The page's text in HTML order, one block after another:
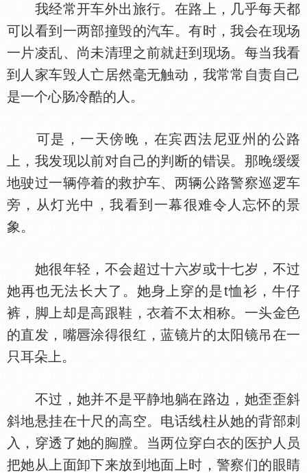
我经常开车外出旅行。在路上，几乎每天都
可以看到一两部撞毁的汽车。有时，我会在现场
一片凌乱、尚未清理之前就赶到现场。每当我看
到人家车毁人亡居然毫无触动，我常常自责自己
是一个心肠冷酷的人。
可是，一天傍晚，在宾西法尼亚州的公路
上，我发现以前对自己的判断的错误。那晚缓缓
地驶过一辆停着的救护车、两辆公路警察巡逻车
旁，从灯光中，我看到一幕很难令人忘怀的景
象。
她很年轻，不会超过十六岁或十七岁，不过
她再也无法长大了。她身上穿的是t恤衫，牛仔
裤，脚上却是高跟鞋，
着不太相称。一头金
的直发，嘴
涂得很红，蓝镜片的太阳镜吊在一
只耳朵上。
不过，她并不是平静地躺在路边，她歪歪斜
斜地悬挂在十尺的高空。电话线柱从她的背部刺
入，穿透了她的
膛。当两位穿白
的医护人员
把她从上面卸下来放到地面上时，警察们的眼睛